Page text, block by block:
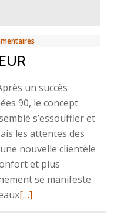
un succès
90, le concept
s’essouffler et
les attentes des
nouvelle clientèle
et plus
se manifeste
En
[…]